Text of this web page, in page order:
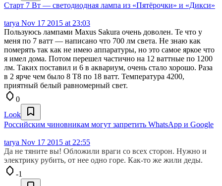
Старт 7 Вт — светодиодная лампа из «Пятёрочки» и «Дикси»
tarya Nov 17 2015 at 23:03
Пользуюсь лампами Maxus Sakura очень доволен. Те что у
меня по 7 ватт — написано что 700 лм света. Не знаю как
померять так как не имею аппаратуры, но это самое яркое что
я имел дома. Потом перешел частично на 12 ваттные по 1200
лм. Таких поставил и 6 в аквариум, очень стало хорошо. Раза
в 2 ярче чем было 8 Т8 по 18 ватт. Температура 4200,
приятный белый равномерный свет.
0
Look
Российским чиновникам могут запретить WhatsApp и Google
tarya Nov 17 2015 at 22:55
Да не тяните вы! Обложили враги со всех сторон. Нужно и
электрику рубить, от нее одно горе. Как-то же жили деды.
-1